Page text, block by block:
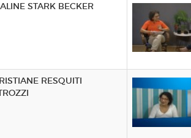
STARK BECKER
RESQUITI